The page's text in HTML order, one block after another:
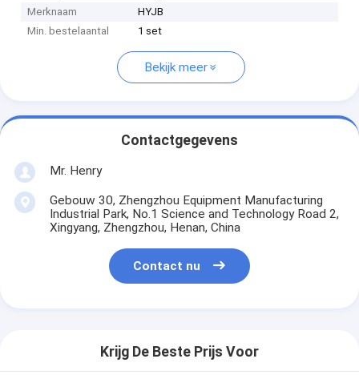
Merknaam
HYJB
Min. bestelaantal
1 set
Bekijk meer
Contactgegevens
Mr. Henry
Gebouw 30, Zhengzhou Equipment Manufacturing
Industrial Park, No.1 Science and Technology Road 2,
Xingyang, Zhengzhou, Henan, China
Contact nu
Krijg De Beste Prijs Voor